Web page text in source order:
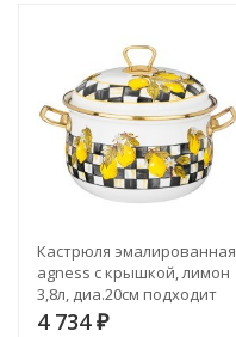
Кастрюля эмалированная
agness с крышкой, лимон
3,8л, диа.20см подходит
для индукцион.пл Agness
4 734 ₽